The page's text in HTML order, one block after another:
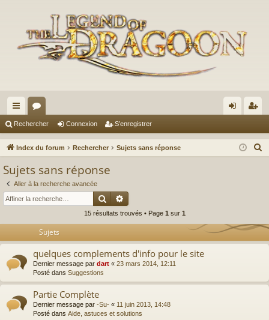
cc
ès
pi
de
or
u ne nr
Rechercher Connexion S’enregistrer
Index du forum Rechercher Sujets sans réponse
c
h
Sujets sans réponse
Aller à la recherche avancée
Rechercher
Recherche avancée
15 résultats trouvés • Page 1 sur 1
Sujets
quelques complements d'info pour le site
Dernier message par dart « 23 mars 2014, 12:11
Posté dans Suggestions
Partie Complète
Dernier message par -Su- « 11 juin 2013, 14:48
Posté dans Aide, astuces et solutions